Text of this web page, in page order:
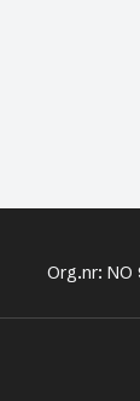
Org.nr: NO